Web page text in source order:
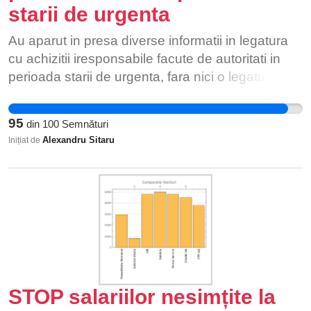
starii de urgenta
Au aparut in presa diverse informatii in legatura
cu achizitii iresponsabile facute de autoritati in
perioada starii de urgenta, fara nici o legatura cu
in acesta perioada de urgenta nationala pentru
interese proprii sau de grup reprezinta un factor
agravant. Acesta este un apel catre autoritatile
95 din 100 Semnături
Inițiat de Alexandru Sitaru
STOP salariilor nesimțite la